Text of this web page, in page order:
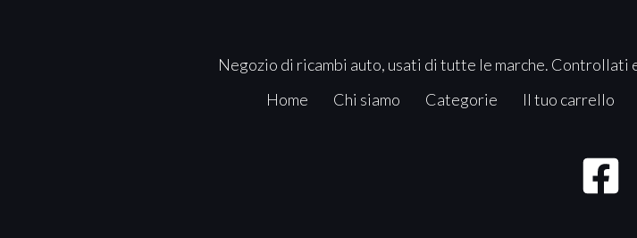
Negozio di ricambi auto, usati di tutte le marche.
Home
Chi siamo Categorie Il tuo carrello